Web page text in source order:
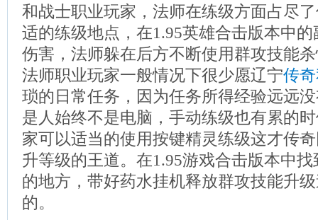
和战士职业玩家，法师在练级方面占尽
适的练级地点，在1.95英雄合击版本中
伤害，法师躲在后方不断使用群攻技能
法师职业玩家一般情况下很少愿辽宁传
琐的日常任务，因为任务所得经验远远
是人始终不是电脑，手动练级也有累的
家可以适当的使用按键精灵练级这才传
升等级的王道。在1.95游戏合击版本中
的地方，带好药水挂机释放群攻技能升
的。